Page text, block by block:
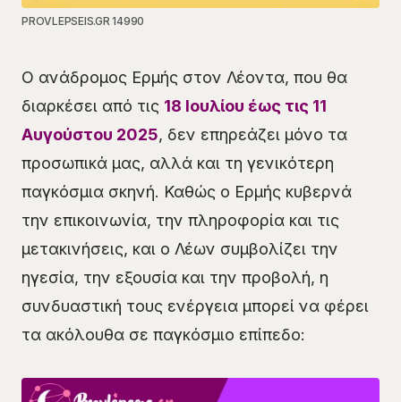
PROVLEPSEIS.GR 14990
Ο ανάδρομος Ερμής στον Λέοντα, που θα
διαρκέσει από τις 18 Ιουλίου έως τις 11
Αυγούστου 2025, δεν επηρεάζει μόνο τα
προσωπικά μας, αλλά και τη γενικότερη
παγκόσμια σκηνή. Καθώς ο Ερμής κυβερνά
την επικοινωνία, την πληροφορία και τις
μετακινήσεις, και ο Λέων συμβολίζει την
ηγεσία, την εξουσία και την προβολή, η
συνδυαστική τους ενέργεια μπορεί να φέρει
τα ακόλουθα σε παγκόσμιο επίπεδο: